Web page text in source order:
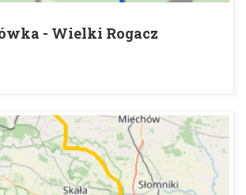
- Wielki Rogacz